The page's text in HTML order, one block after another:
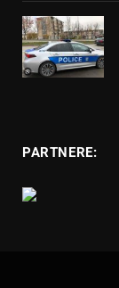
PARTNERE: